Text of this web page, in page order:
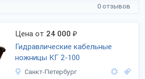
0 отзывов
Цена от 24 000 ₽
Гидравлические кабельные
ножницы КГ 2-100
Санкт-Петербург